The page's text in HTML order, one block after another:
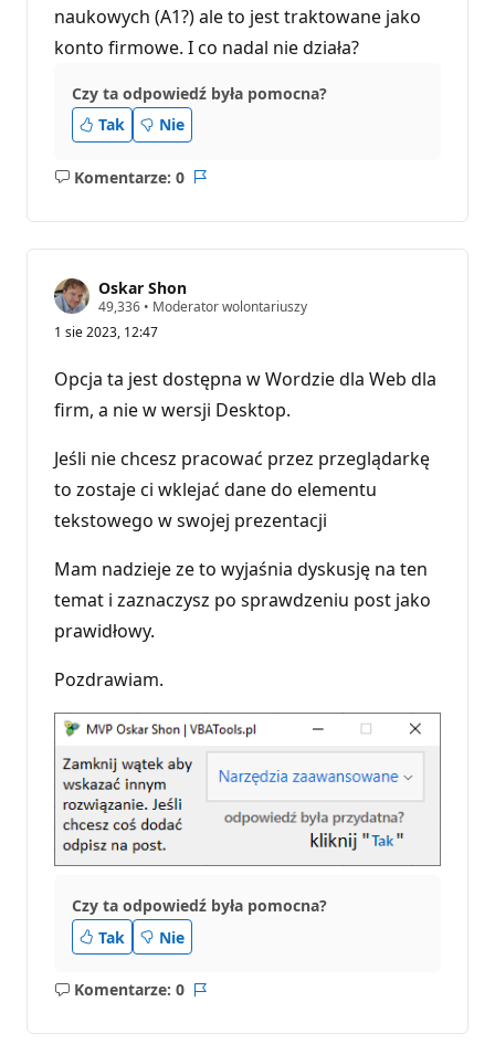
naukowych (A1?) ale to jest traktowane jako
konto firmowe. I co nadal nie działa?
Czy ta odpowiedź była pomocna?
Tak
Nie
Komentarze: 0
Brak
Oskar Shon
49,336 P
n
t
y
r
e
u
t
a
j
• Moderator wolontariuszy
1 sie 2023, 12:47
Opcja ta jest dostępna w Wordzie dla Web dla
firm, a nie w wersji Desktop.
Jeśli nie chcesz pracować przez przeglądarkę
to zostaje ci wklejać dane do elementu
tekstowego w swojej prezentacji
Mam nadzieje ze to wyjaśnia dyskusję na ten
temat i zaznaczysz po sprawdzeniu post jako
prawidłowy.
Pozdrawiam.
Czy ta odpowiedź była pomocna?
Tak
Nie
Komentarze: 0
Brak
Raport